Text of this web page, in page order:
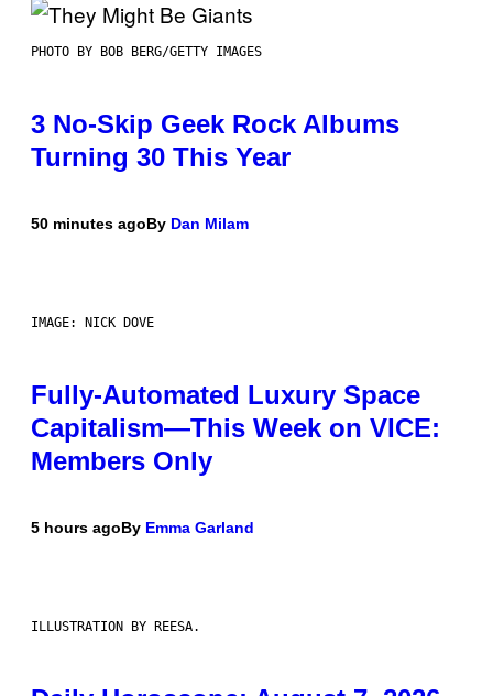
PHOTO BY BOB BERG/GETTY IMAGES
3 No-Skip Geek Rock Albums
Turning 30 This Year
50 minutes agoBy Dan Milam
IMAGE: NICK DOVE
Fully-Automated Luxury Space
Capitalism—This Week on VICE:
Members Only
5 hours agoBy Emma Garland
ILLUSTRATION BY REESA.